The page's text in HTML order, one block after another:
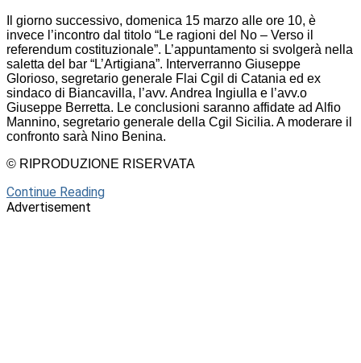
Il giorno successivo, domenica 15 marzo alle ore 10, è
invece l’incontro dal titolo “Le ragioni del No – Verso il
referendum costituzionale”. L’appuntamento si svolgerà nella
saletta del bar “L’Artigiana”. Interverranno Giuseppe
Glorioso, segretario generale Flai Cgil di Catania ed ex
sindaco di Biancavilla, l’avv. Andrea Ingiulla e l’avv.o
Giuseppe Berretta. Le conclusioni saranno affidate ad Alfio
Mannino, segretario generale della Cgil Sicilia. A moderare il
confronto sarà Nino Benina.
© RIPRODUZIONE RISERVATA
Continue Reading
Advertisement